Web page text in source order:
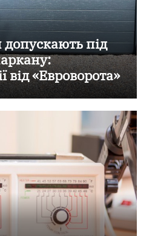
під
від «Евроворота»